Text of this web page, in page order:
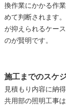
換作業にかかる作
めて判断されます
が抑えられるケー
のが賢明です。
施工までのスケ
見積もり内容に納
共用部の照明工事